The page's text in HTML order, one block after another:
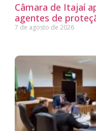
Câmara de Itajaí
agentes de
7 de agosto de 2026